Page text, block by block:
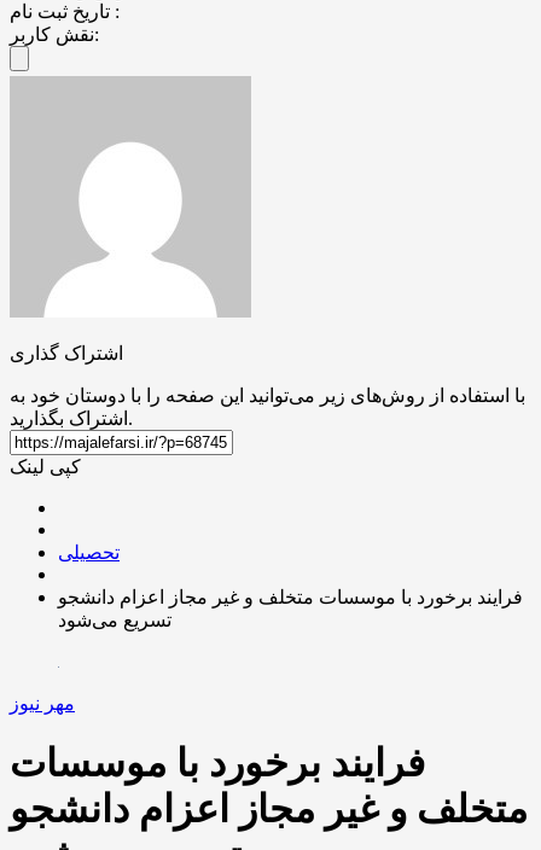
تاریخ ثبت نام :
نقش کاربر:
اشتراک گذاری
با استفاده از روش‌های زیر می‌توانید این صفحه را با دوستان خود به
اشتراک بگذارید.
کپی لینک
تحصیلی
فرایند برخورد با موسسات متخلف و غیر مجاز اعزام دانشجو
تسریع می‌شود
مهر نیوز
فرایند برخورد با موسسات
متخلف و غیر مجاز اعزام دانشجو